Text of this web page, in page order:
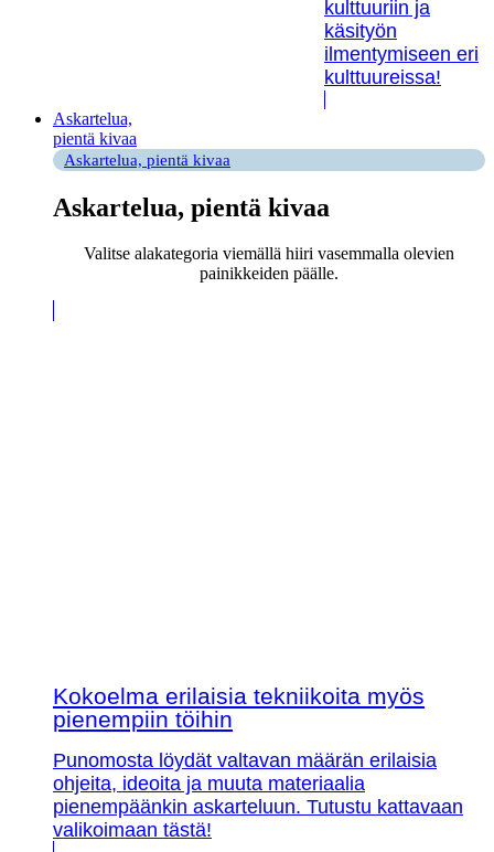
kulttuuriin ja
käsityön
ilmentymiseen eri
kulttuureissa!
Askartelua,
pientä kivaa
Askartelua, pientä kivaa
Askartelua, pientä kivaa
Valitse alakategoria viemällä hiiri vasemmalla olevien
painikkeiden päälle.
Kokoelma erilaisia tekniikoita myös
pienempiin töihin
Punomosta löydät valtavan määrän erilaisia
ohjeita, ideoita ja muuta materiaalia
pienempäänkin askarteluun. Tutustu kattavaan
valikoimaan tästä!